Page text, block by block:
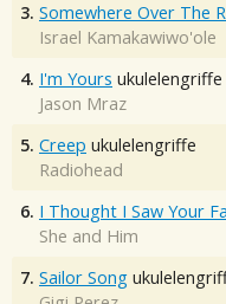
3. Somewhere Over The
Israel Kamakawiwo'ole
4. I'm Yours ukulelengriffe
Jason Mraz
5. Creep ukulelengriffe
Radiohead
6. I Thought I Saw Your
She and Him
7. Sailor Song